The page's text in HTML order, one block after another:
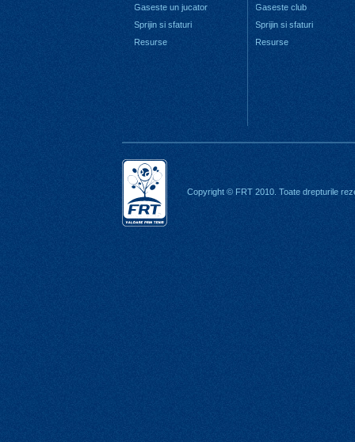
Gaseste un jucator
Sprijin si sfaturi
Resurse
Gaseste club
Sprijin si sfaturi
Resurse
Copyright © FRT 2010. Toate drepturile